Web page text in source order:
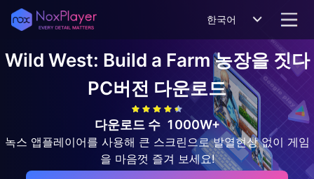
한국어
Wild West: Build a Farm 농장을 짓다
PC버전 다운로드
다운로드 수 1000W+
녹스 앱플레이어를 사용해 큰 스크린으로 발열현상 없이 게임
을 마음껏 즐겨 보세요!